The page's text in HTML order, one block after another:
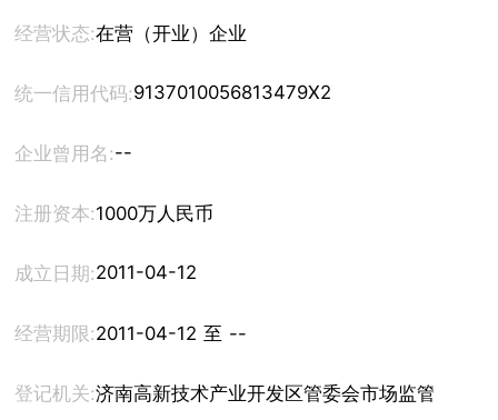
经营状态:在营（开业）企业
统一信用代码:9137010056813479X2
企业曾用名:--
注册资本:1000万人民币
成立日期:2011-04-12
经营期限: 2011-04-12 至 --
登记机关:济南高新技术产业开发区管委会市场监管局